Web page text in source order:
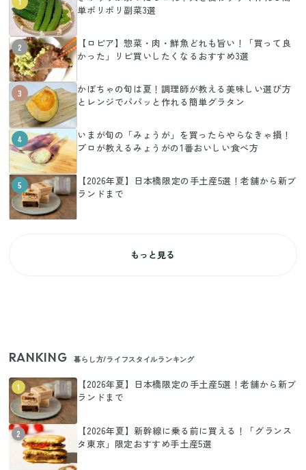
単ポリポリ副菜3選
2
【ロピア】惣菜・肉・鮮魚どれも旨い！「買って良
かった」リピ買いしたくなるおすすめ3選
3
かぼちゃの旬は夏！調理師が教える美味しい選び方
とレンジでパパッと作れる簡単グラタン
4
いまが旬の「みょうが」を買ったらやらなきゃ損！
プロが教えるみょうがの1番おいしい食べ方
5
【2026年夏】日本橋限定の手土産5選！老舗から新ブ
ランドまで
もっと見る
RANKING 暮らし方/ライフスタイルランキング
1
【2026年夏】日本橋限定の手土産5選！老舗から新ブ
ランドまで
2
【2026年夏】新幹線に乗る前に買える！「グランス
タ東京」限定おすすめ手土産5選